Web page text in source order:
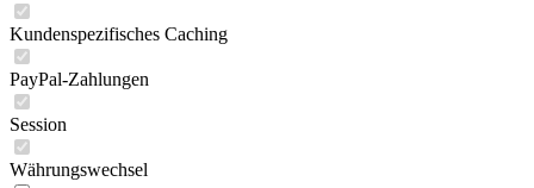
Kundenspezifisches Caching
PayPal-Zahlungen
Session
Währungswechsel